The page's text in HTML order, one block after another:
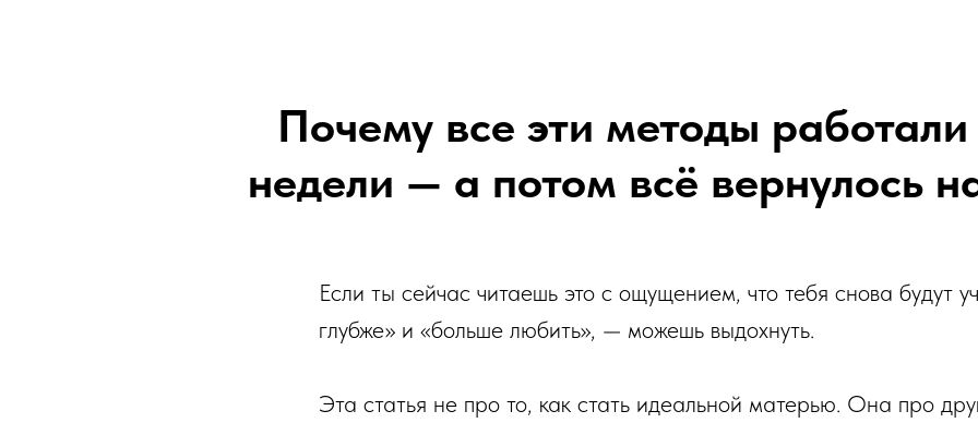
Почему все эти методы
недели — а потом всё вернулось
Если ты сейчас читаешь это с ощущением, что тебя снова будут
глубже» и «больше любить», — можешь выдохнуть.
Эта статья не про то, как стать идеальной матерью. Она про